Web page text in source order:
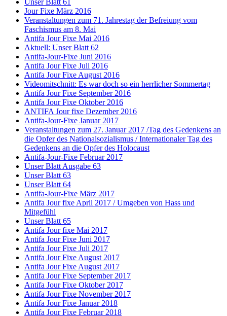
Jour Fixe März 2016
Veranstaltungen zum 71. Jahrestag der Befreiung vom
Faschismus am 8. Mai
Antifa Jour Fixe Mai 2016
Aktuell: Unser Blatt 62
Antifa-Jour-Fixe Juni 2016
Antifa Jour Fixe Juli 2016
Antifa Jour Fixe August 2016
Videomitschnitt: Es war doch so ein herrlicher Sommertag
Antifa Jour Fixe September 2016
Antifa Jour Fixe Oktober 2016
ANTIFA Jour fixe Dezember 2016
Antifa-Jour-Fixe Januar 2017
Veranstaltungen zum 27. Januar 2017 /Tag des Gedenkens an
die Opfer des Nationalsozialismus / Internationaler Tag des
Gedenkens an die Opfer des Holocaust
Antifa-Jour-Fixe Februar 2017
Unser Blatt Ausgabe 63
Unser Blatt 63
Unser Blatt 64
Antifa-Jour-Fixe März 2017
Antifa Jour fixe April 2017 / Umgeben von Hass und
Mitgefühl
Unser Blatt 65
Antifa Jour fixe Mai 2017
Antifa Jour Fixe Juni 2017
Antifa Jour Fixe Juli 2017
Antifa Jour Fixe August 2017
Antifa Jour Fixe August 2017
Antifa Jour Fixe September 2017
Antifa Jour Fixe Oktober 2017
Antifa Jour Fixe November 2017
Antifa Jour Fixe Januar 2018
Antifa Jour Fixe Februar 2018